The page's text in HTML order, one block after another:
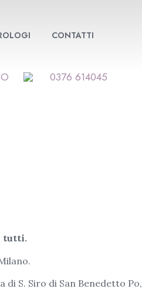
CONTATTI
0376 614045
tutti.
di S. Siro di San Benedetto Po,